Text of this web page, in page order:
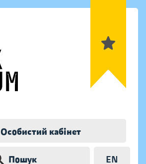
Особистий кабінет
Пошук EN